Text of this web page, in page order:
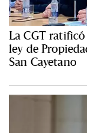
La CGT
ley de
San Cayetano